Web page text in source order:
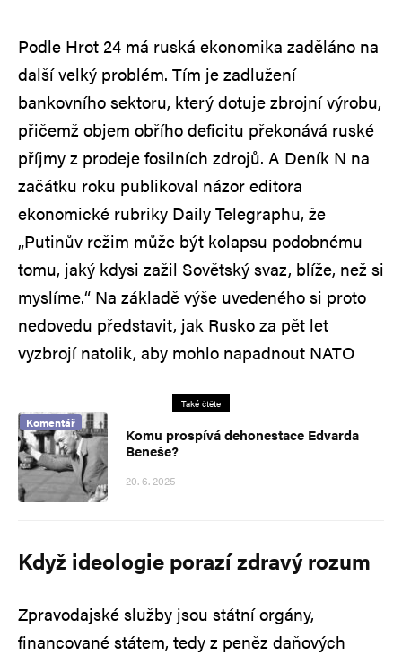
Podle Hrot 24 má ruská ekonomika zaděláno na
další velký problém. Tím je zadlužení
bankovního sektoru, který dotuje zbrojní výrobu,
přičemž objem obřího deficitu překonává ruské
příjmy z prodeje fosilních zdrojů. A Deník N na
začátku roku publikoval názor editora
ekonomické rubriky Daily Telegraphu, že
„Putinův režim může být kolapsu podobnému
tomu, jaký kdysi zažil Sovětský svaz, blíže, než si
myslíme.“ Na základě výše uvedeného si proto
nedovedu představit, jak Rusko za pět let
vyzbrojí natolik, aby mohlo napadnout NATO
Také čtěte
Komentář
Komu prospívá dehonestace Edvarda
Beneše?
20. 6. 2025
Když ideologie porazí zdravý rozum
Zpravodajské služby jsou státní orgány,
financované státem, tedy z peněz daňových